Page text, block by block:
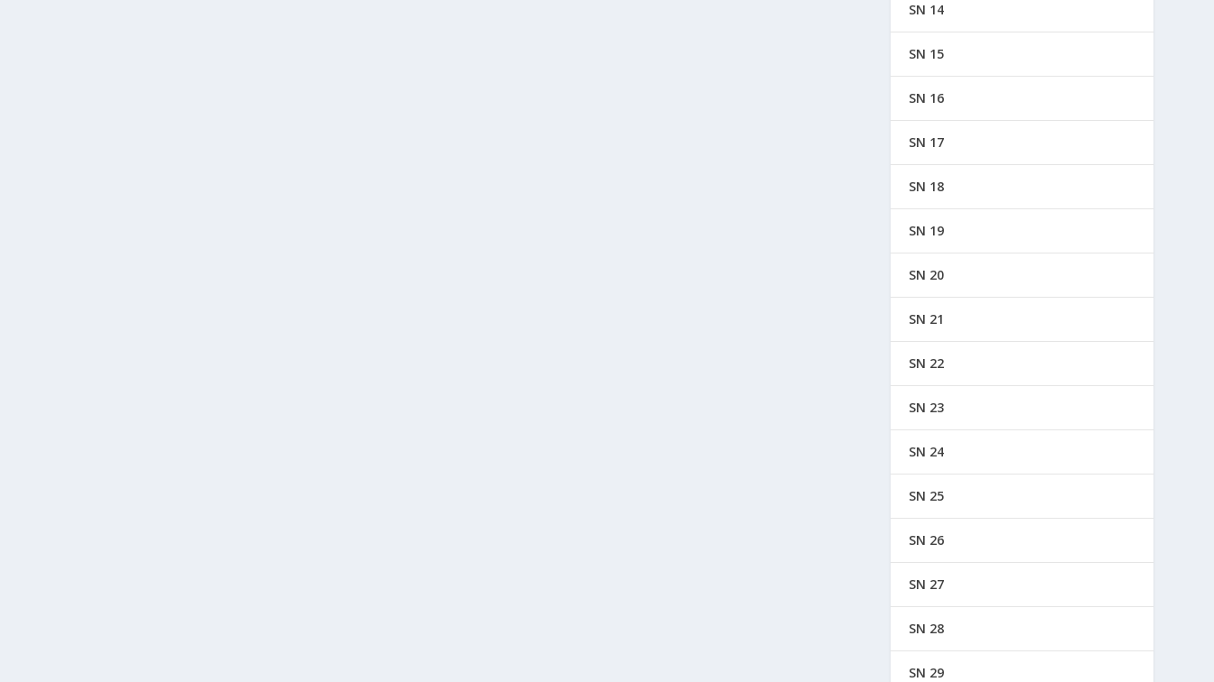
SN 14
SN 15
SN 16
SN 17
SN 18
SN 19
SN 20
SN 21
SN 22
SN 23
SN 24
SN 25
SN 26
SN 27
SN 28
SN 29